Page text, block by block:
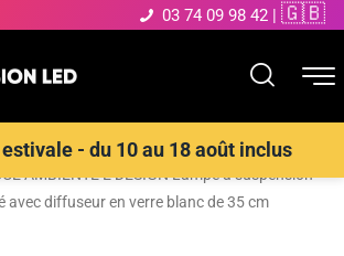
03 74 09 98 42 | 🇬🇧
- du 10 au 18 août inclus
ECLAIRAGE INTERIEUR LED>Suspensions
AMBIENTE E DESIGN Lampe à suspension
avec diffuseur en verre blanc de 35 cm